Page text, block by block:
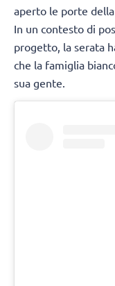
aperto le porte
In un contesto di
progetto, la serata
che la famiglia
sua gente.